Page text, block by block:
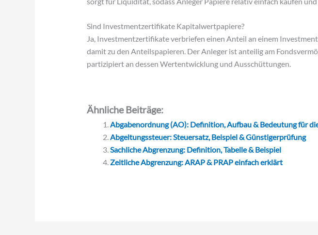
Sind Investmentzertifikate Kapitalwertpapiere?
Ja, Investmentzertifikate verbriefen einen Anteil an einem
damit zu den Anteilspapieren. Der Anleger ist anteilig am
partizipiert an dessen Wertentwicklung und Ausschüttungen.
Ähnliche Beiträge:
Abgabenordnung (AO): Definition, Aufbau & Bedeutung für
Abgeltungssteuer: Steuersatz, Beispiel & Günstigerprüfung
Sachliche Abgrenzung: Definition, Tabelle & Beispiel
Zeitliche Abgrenzung: ARAP & PRAP einfach erklärt